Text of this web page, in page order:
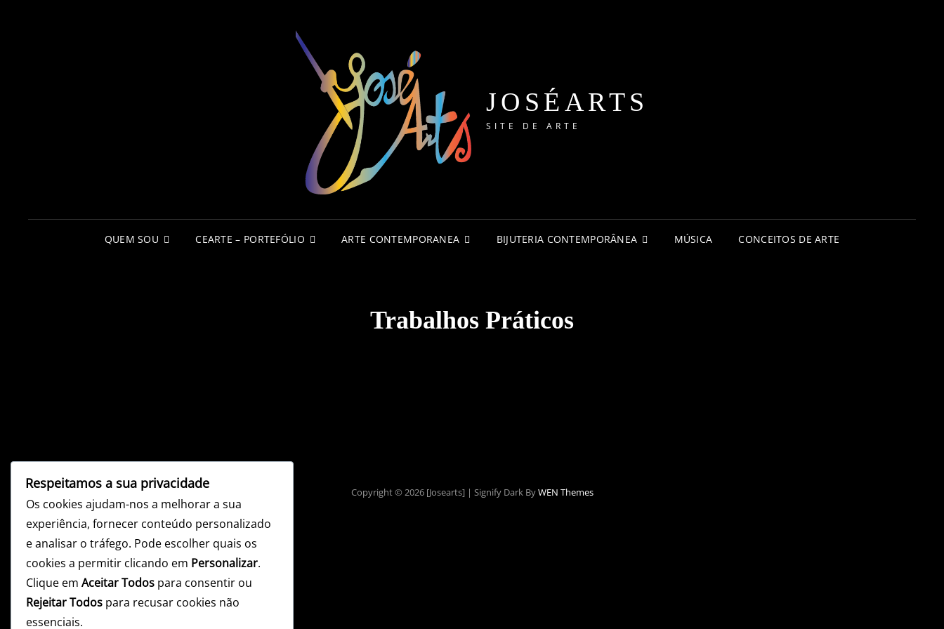
JOSÉARTS
SITE DE ARTE
QUEM SOU CEARTE – PORTEFÓLIO ARTE CONTEMPORANEA BIJUTERIA CONTEMPORÂNEA MÚSICA CONCEITOS DE ARTE
Trabalhos Práticos
Copyright © 2026 [josearts] | Signify Dark ByWEN Themes
Respeitamos a sua privacidade
Os cookies ajudam-nos a melhorar a sua
experiência, fornecer conteúdo personalizado
e analisar o tráfego. Pode escolher quais os
cookies a permitir clicando em Personalizar.
Clique em Aceitar Todos para consentir ou
Rejeitar Todos para recusar cookies não
essenciais.